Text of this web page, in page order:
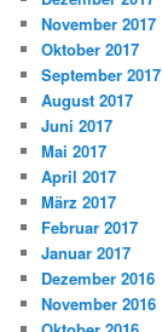
November 2017
Oktober 2017
September 2017
August 2017
Juni 2017
Mai 2017
April 2017
März 2017
Februar 2017
Januar 2017
Dezember 2016
November 2016